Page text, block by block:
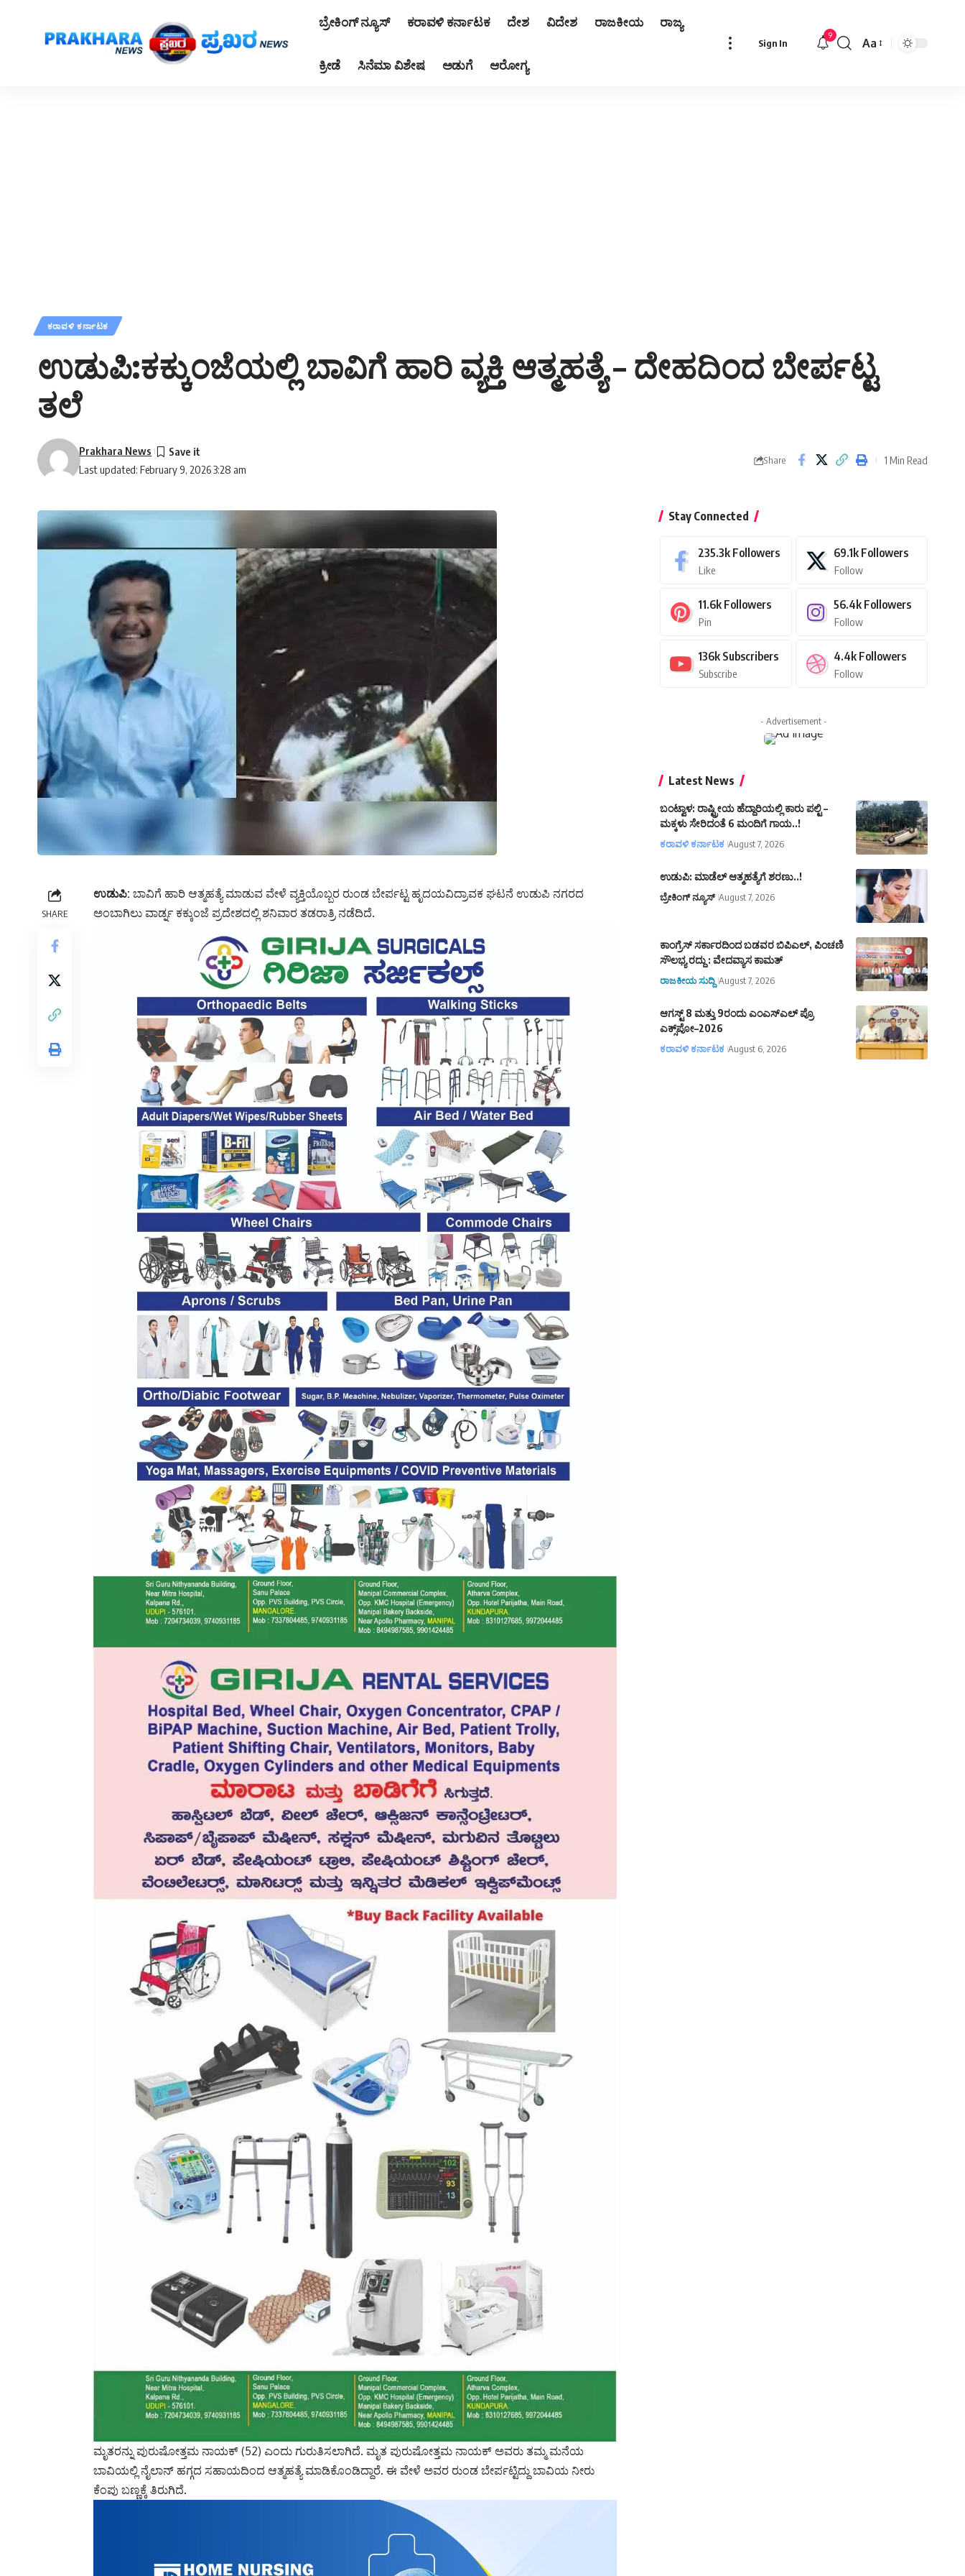
ಬ್ರೇಕಿಂಗ್ ನ್ಯೂಸ್ ಕರಾವಳಿ ಕರ್ನಾಟಕ ದೇಶ ವಿದೇಶ ರಾಜಕೀಯ ರಾಜ್ಯ
ಕ್ರೀಡೆ ಸಿನೆಮಾ ವಿಶೇಷ ಅಡುಗೆ ಆರೋಗ್ಯ
Sign In
9
Font
Aa
ಕರಾವಳಿ ಕರ್ನಾಟಕ
ಉಡುಪಿ:ಕಕ್ಕುಂಜೆಯಲ್ಲಿ ಬಾವಿಗೆ ಹಾರಿ ವ್ಯಕ್ತಿ ಆತ್ಮಹತ್ಯೆ – ದೇಹದಿಂದ ಬೇರ್ಪಟ್ಟ
ತಲೆ
Last updated: February 9, 2026 3:28 am
Prakhara News
Share 1 Min Read
SHARE
ಉಡುಪಿ: ಬಾವಿಗೆ ಹಾರಿ ಆತ್ಮಹತ್ಯೆ ಮಾಡುವ ವೇಳೆ ವ್ಯಕ್ತಿಯೊಬ್ಬರ ರುಂಡ ಬೇರ್ಪಟ್ಟ ಹೃದಯವಿದ್ರಾವಕ ಘಟನೆ ಉಡುಪಿ ನಗರದ
ಅಂಬಾಗಿಲು ವಾರ್ಡ್ನ ಕಕ್ಕುಂಜೆ ಪ್ರದೇಶದಲ್ಲಿ ಶನಿವಾರ ತಡರಾತ್ರಿ ನಡೆದಿದೆ.
ಮೃತರನ್ನು ಪುರುಷೋತ್ತಮ ನಾಯಕ್ (52) ಎಂದು ಗುರುತಿಸಲಾಗಿದೆ. ಮೃತ ಪುರುಷೋತ್ತಮ ನಾಯಕ್ ಅವರು ತಮ್ಮ ಮನೆಯ
ಬಾವಿಯಲ್ಲಿ ನೈಲಾನ್ ಹಗ್ಗದ ಸಹಾಯದಿಂದ ಆತ್ಮಹತ್ಯೆ ಮಾಡಿಕೊಂಡಿದ್ದಾರೆ. ಈ ವೇಳೆ ಅವರ ರುಂಡ ಬೇರ್ಪಟ್ಟಿದ್ದು ಬಾವಿಯ ನೀರು
ಕೆಂಪು ಬಣ್ಣಕ್ಕೆ ತಿರುಗಿದೆ.
Stay Connected
235.3k Followers
Like
69.1k Followers
Follow
11.6k Followers
Pin
56.4k Followers
Follow
136k Subscribers
Subscribe
4.4k Followers
Follow
- Advertisement -
Latest News
ಬಂಟ್ವಾಳ: ರಾಷ್ಟ್ರೀಯ ಹೆದ್ದಾರಿಯಲ್ಲಿ ಕಾರು ಪಲ್ಟಿ –
ಮಕ್ಕಳು ಸೇರಿದಂತೆ 6 ಮಂದಿಗೆ ಗಾಯ..!
ಕರಾವಳಿ ಕರ್ನಾಟಕ August 7, 2026
ಉಡುಪಿ: ಮಾಡೆಲ್ ಆತ್ಮಹತ್ಯೆಗೆ ಶರಣು..!
ಬ್ರೇಕಿಂಗ್ ನ್ಯೂಸ್ August 7, 2026
ಕಾಂಗ್ರೆಸ್ ಸರ್ಕಾರದಿಂದ ಬಡವರ ಬಿಪಿಎಲ್, ಪಿಂಚಣಿ
ಸೌಲಭ್ಯ ರದ್ದು : ವೇದವ್ಯಾಸ ಕಾಮತ್
ರಾಜಕೀಯ ಸುದ್ದಿ August 7, 2026
ಆಗಸ್ಟ್‌ 8 ಮತ್ತು 9ರಂದು ಎಂಎಸ್‌ಎಲ್ ಪ್ರೊ
ಎಕ್ಸ್‌ಪೋ–2026
ಕರಾವಳಿ ಕರ್ನಾಟಕ August 6, 2026